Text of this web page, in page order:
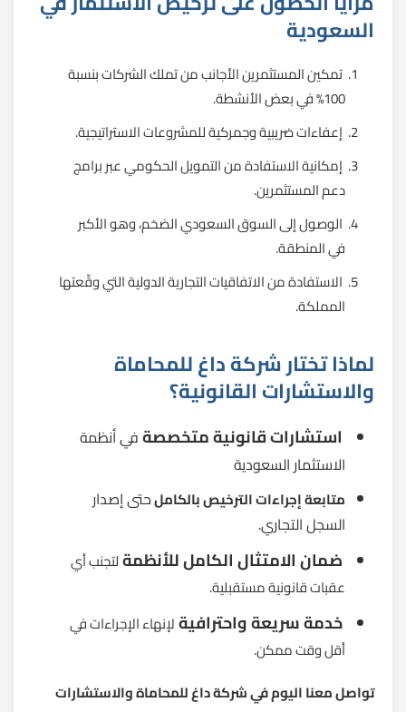
السعودية
تمكين المستثمرين الأجانب من تملك الشركات بنسبة
100% في بعض الأنشطة.
إعفاءات ضريبية وجمركية للمشروعات الاستراتيجية.
إمكانية الاستفادة من التمويل الحكومي عبر برامج
دعم المستثمرين.
الوصول إلى السوق السعودي الضخم، وهو الأكبر
في المنطقة.
الاستفادة من الاتفاقيات التجارية الدولية التي وقّعتها
المملكة.
لماذا تختار شركة داغ للمحاماة
والاستشارات القانونية؟
استشارات قانونية متخصصةفي أنظمة
الاستثمار السعودية
متابعة إجراءات الترخيص بالكاملحتى إصدار
السجل التجاري.
ضمان الامتثال الكامل للأنظمةلتجنب أي
عقبات قانونية مستقبلية.
خدمة سريعة واحترافيةلإنهاء الإجراءات في
أقل وقت ممكن.
تواصل معنا اليوم في شركة داغ للمحاماة والاستشارات